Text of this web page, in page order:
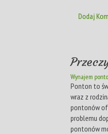
Dodaj
Wynajem
Ponton to
wraz z
pontonów
problemu
pontonów